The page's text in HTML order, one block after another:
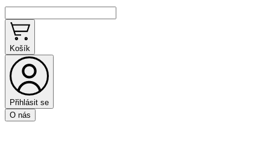
Košík
Přihlásit se
O nás